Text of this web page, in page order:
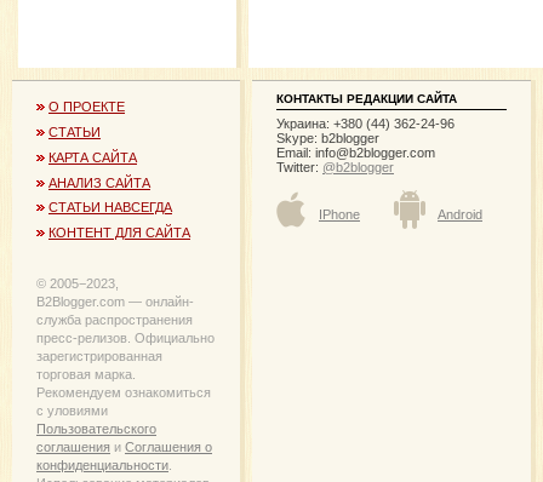
О ПРОЕКТЕ
СТАТЬИ
КАРТА САЙТА
АНАЛИЗ САЙТА
СТАТЬИ НАВСЕГДА
КОНТЕНТ ДЛЯ САЙТА
© 2005−2023,
B2Blogger.com — онлайн-
служба распространения
пресс-релизов. Официально
зарегистрированная
торговая марка.
Рекомендуем ознакомиться
с уловиями
Пользовательского
соглашения и Соглашения о
конфиденциальности
КОНТАКТЫ РЕДАКЦИИ САЙТА
Украина: +380 (44) 362-24-96
Skype: b2blogger
Email: info@b2blogger.com
Twitter: @b2blogger
IPhone Android